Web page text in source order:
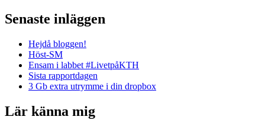
Senaste inläggen
Hejdå bloggen!
Höst-SM
Ensam i labbet #LivetpåKTH
Sista rapportdagen
3 Gb extra utrymme i din dropbox
Lär känna mig